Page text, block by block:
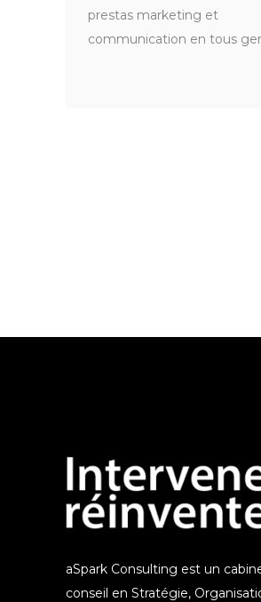
prestas marketing et
communication en tous
aSpark Consulting est un
conseil en Stratégie,